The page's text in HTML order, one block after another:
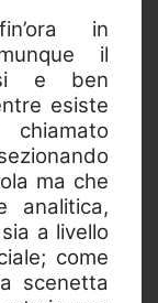
in
il
e ben
esiste
ma che
analitica,
a livello
come
scenetta